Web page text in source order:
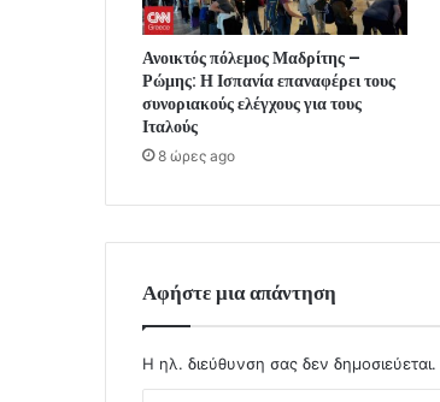
Ανοικτός πόλεμος Μαδρίτης –
Ρώμης: Η Ισπανία επαναφέρει τους
συνοριακούς ελέγχους για τους
Ιταλούς
8 ώρες ago
Αφήστε μια απάντηση
Η ηλ. διεύθυνση σας δεν δημοσιεύεται.